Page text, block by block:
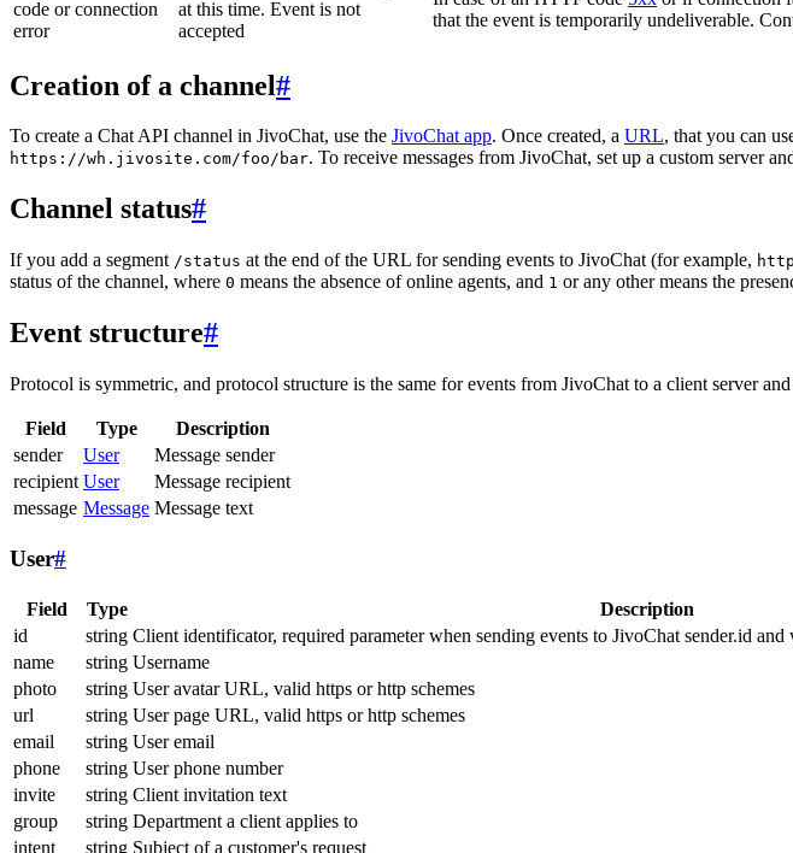
code or connection
error
at this time. Event is not
accepted
that the event is temporarily undeliverable.
Creation of a channel#
To create a Chat API channel in JivoChat, use the JivoChat app. Once created, a URL, that you can
https://wh.jivosite.com/foo/bar. To receive messages from JivoChat, set up a custom server
Channel status#
If you add a segment /status at the end of the URL for sending events to JivoChat (for example,
status of the channel, where 0 means the absence of online agents, and 1 or any other means the
Event structure#
Protocol is symmetric, and protocol structure is the same for events from JivoChat to a client server
Field Type
Description
sender
User
Message sender
recipient User
Message recipient
message Message Message text
User#
Field Type Description
id
string Client identificator, required parameter when sending events to JivoChat sender.id
name
string Username
photo
string User avatar URL, valid https or http schemes
url
string User page URL, valid https or http schemes
email
string User email
phone
string User phone number
invite
string Client invitation text
group
string Department a client applies to
intent
string Subject of a customer's request